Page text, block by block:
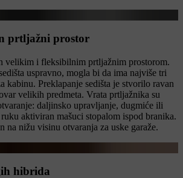
prtljažni prostor
velikim i fleksibilnim prtljažnim prostorom.
uspravno, mogla bi da ima najviše tri
kabinu. Preklapanje sedišta je stvorilo ravan
velikih predmeta. Vrata prtljažnika su
daljinsko upravljanje, dugmiće ili
aktiviran mašuci stopalom ispod branika.
na nižu visinu otvaranja za uske garaže.
hibrida